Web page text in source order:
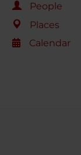
People
Places
Calendar